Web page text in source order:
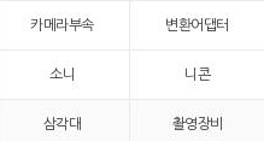
카메라부속 변환어댑터
소니 니콘
삼각대 촬영장비